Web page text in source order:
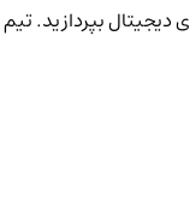
دیجیتال بپردازید.